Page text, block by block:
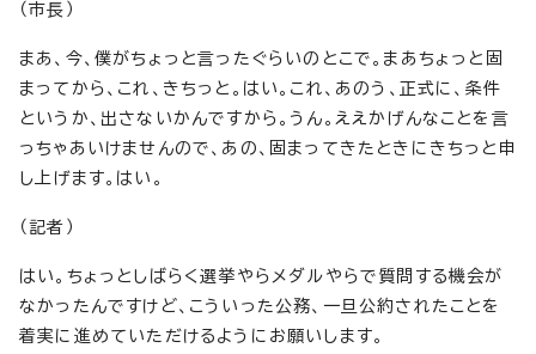
（市長）
まあ、今、僕がちょっと言ったぐらいのとこで。まあちょっと固
まってから、これ、きちっと。はい。これ、あのう、正式に、条件
というか、出さないかんですから。うん。ええかげんなことを言
っちゃあいけませんので、あの、固まってきたときにきちっと申
し上げます。はい。
（記者）
はい。ちょっとしばらく選挙やらメダルやらで質問する機会が
なかったんですけど、こういった公務、一旦公約されたことを
着実に進めていただけるようにお願いします。